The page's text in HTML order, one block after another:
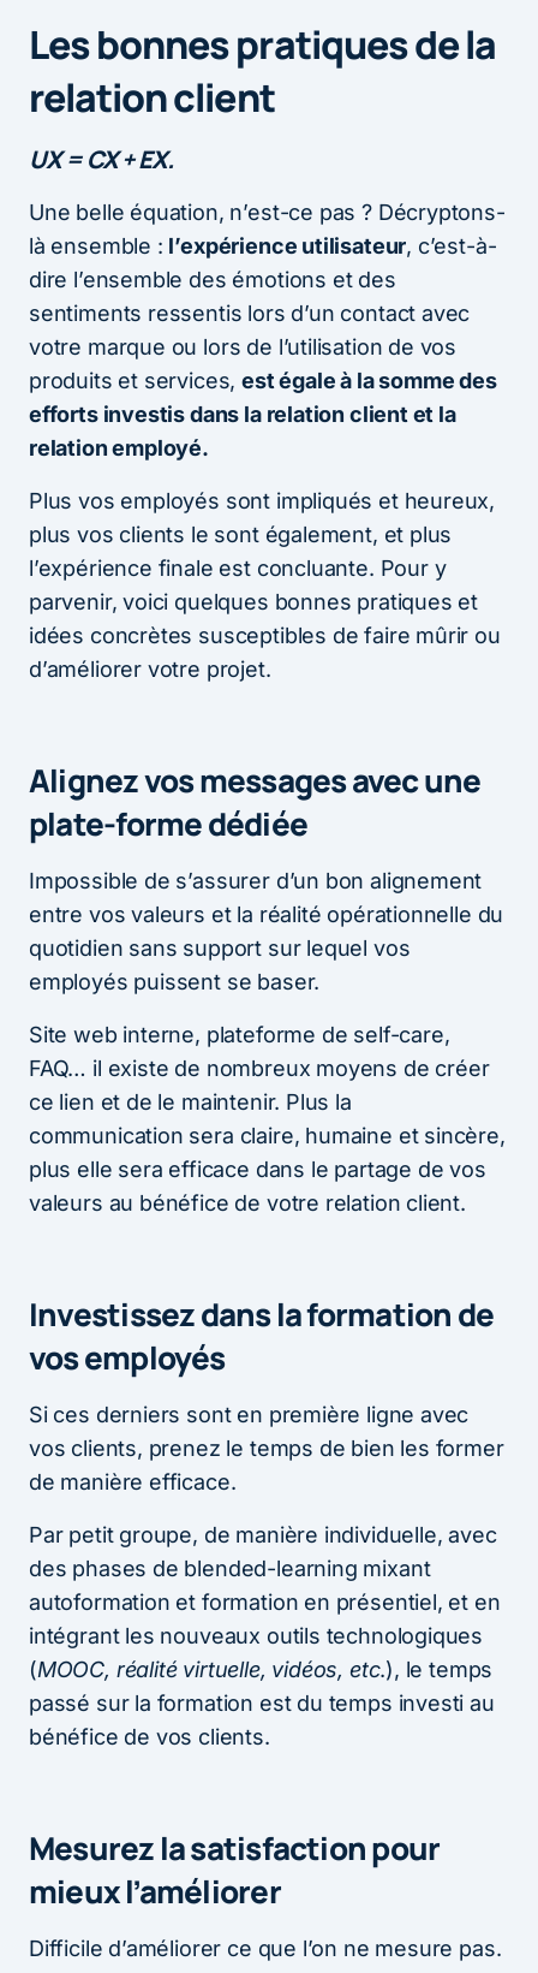
Les bonnes pratiques de la
relation client
UX = CX + EX.
Une belle équation, n’est-ce pas ? Décryptons-
là ensemble : l’expérience utilisateur, c’est-à-
dire l’ensemble des émotions et des
sentiments ressentis lors d’un contact avec
votre marque ou lors de l’utilisation de vos
produits et services,est égale à la somme des
efforts investis dans la relation client et la
relation employé.
Plus vos employés sont impliqués et heureux,
plus vos clients le sont également, et plus
l’expérience finale est concluante. Pour y
parvenir, voici quelques bonnes pratiques et
idées concrètes susceptibles de faire mûrir ou
d’améliorer votre projet.
Alignez vos messages avec une
plate-forme dédiée
Impossible de s’assurer d’un bon alignement
entre vos valeurs et la réalité opérationnelle du
quotidien sans support sur lequel vos
employés puissent se baser.
Site web interne, plateforme de self-care,
FAQ… il existe de nombreux moyens de créer
ce lien et de le maintenir. Plus la
communication sera claire, humaine et sincère,
plus elle sera efficace dans le partage de vos
valeurs au bénéfice de votre relation client.
Investissez dans la formation de
vos employés
Si ces derniers sont en première ligne avec
vos clients, prenez le temps de bien les former
de manière efficace.
Par petit groupe, de manière individuelle, avec
des phases de blended-learning mixant
autoformation et formation en présentiel, et en
intégrant les nouveaux outils technologiques
(MOOC, réalité virtuelle, vidéos, etc.), le temps
passé sur la formation est du temps investi au
bénéfice de vos clients.
Mesurez la satisfaction pour
mieux l’améliorer
Difficile d’améliorer ce que l’on ne mesure pas.